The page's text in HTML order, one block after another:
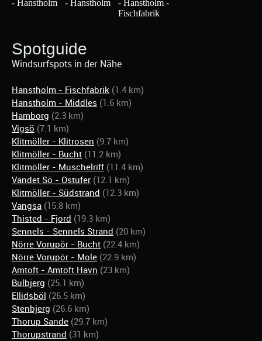
Spotguide
Windsurfspots in der Nähe
Hanstholm - Fischfabrik (1.4 km)
Hanstholm - Middles (1.6 km)
Hamborg (2.3 km)
Vigsö (7.1 km)
Klitmöller - Klitrosen (9.7 km)
Klitmöller - Bucht (11.2 km)
Klitmöller - Muschelriff (11.4 km)
Vandet Sö - Ostufer (12.1 km)
Klitmöller - Südstrand (12.3 km)
Vangsa (15.8 km)
Thisted - Fjord (19.3 km)
Sennels - Sennels Strand (20 km)
Nörre Vorupör - Bucht (22.4 km)
Nörre Vorupör - Mole (22.9 km)
Amtoft - Amtoft Havn (23 km)
Bulbjerg (25.1 km)
Ellidsböl (26.5 km)
Stenbjerg (26.6 km)
Thorup Sande (29.7 km)
Thorupstrand (31 km)